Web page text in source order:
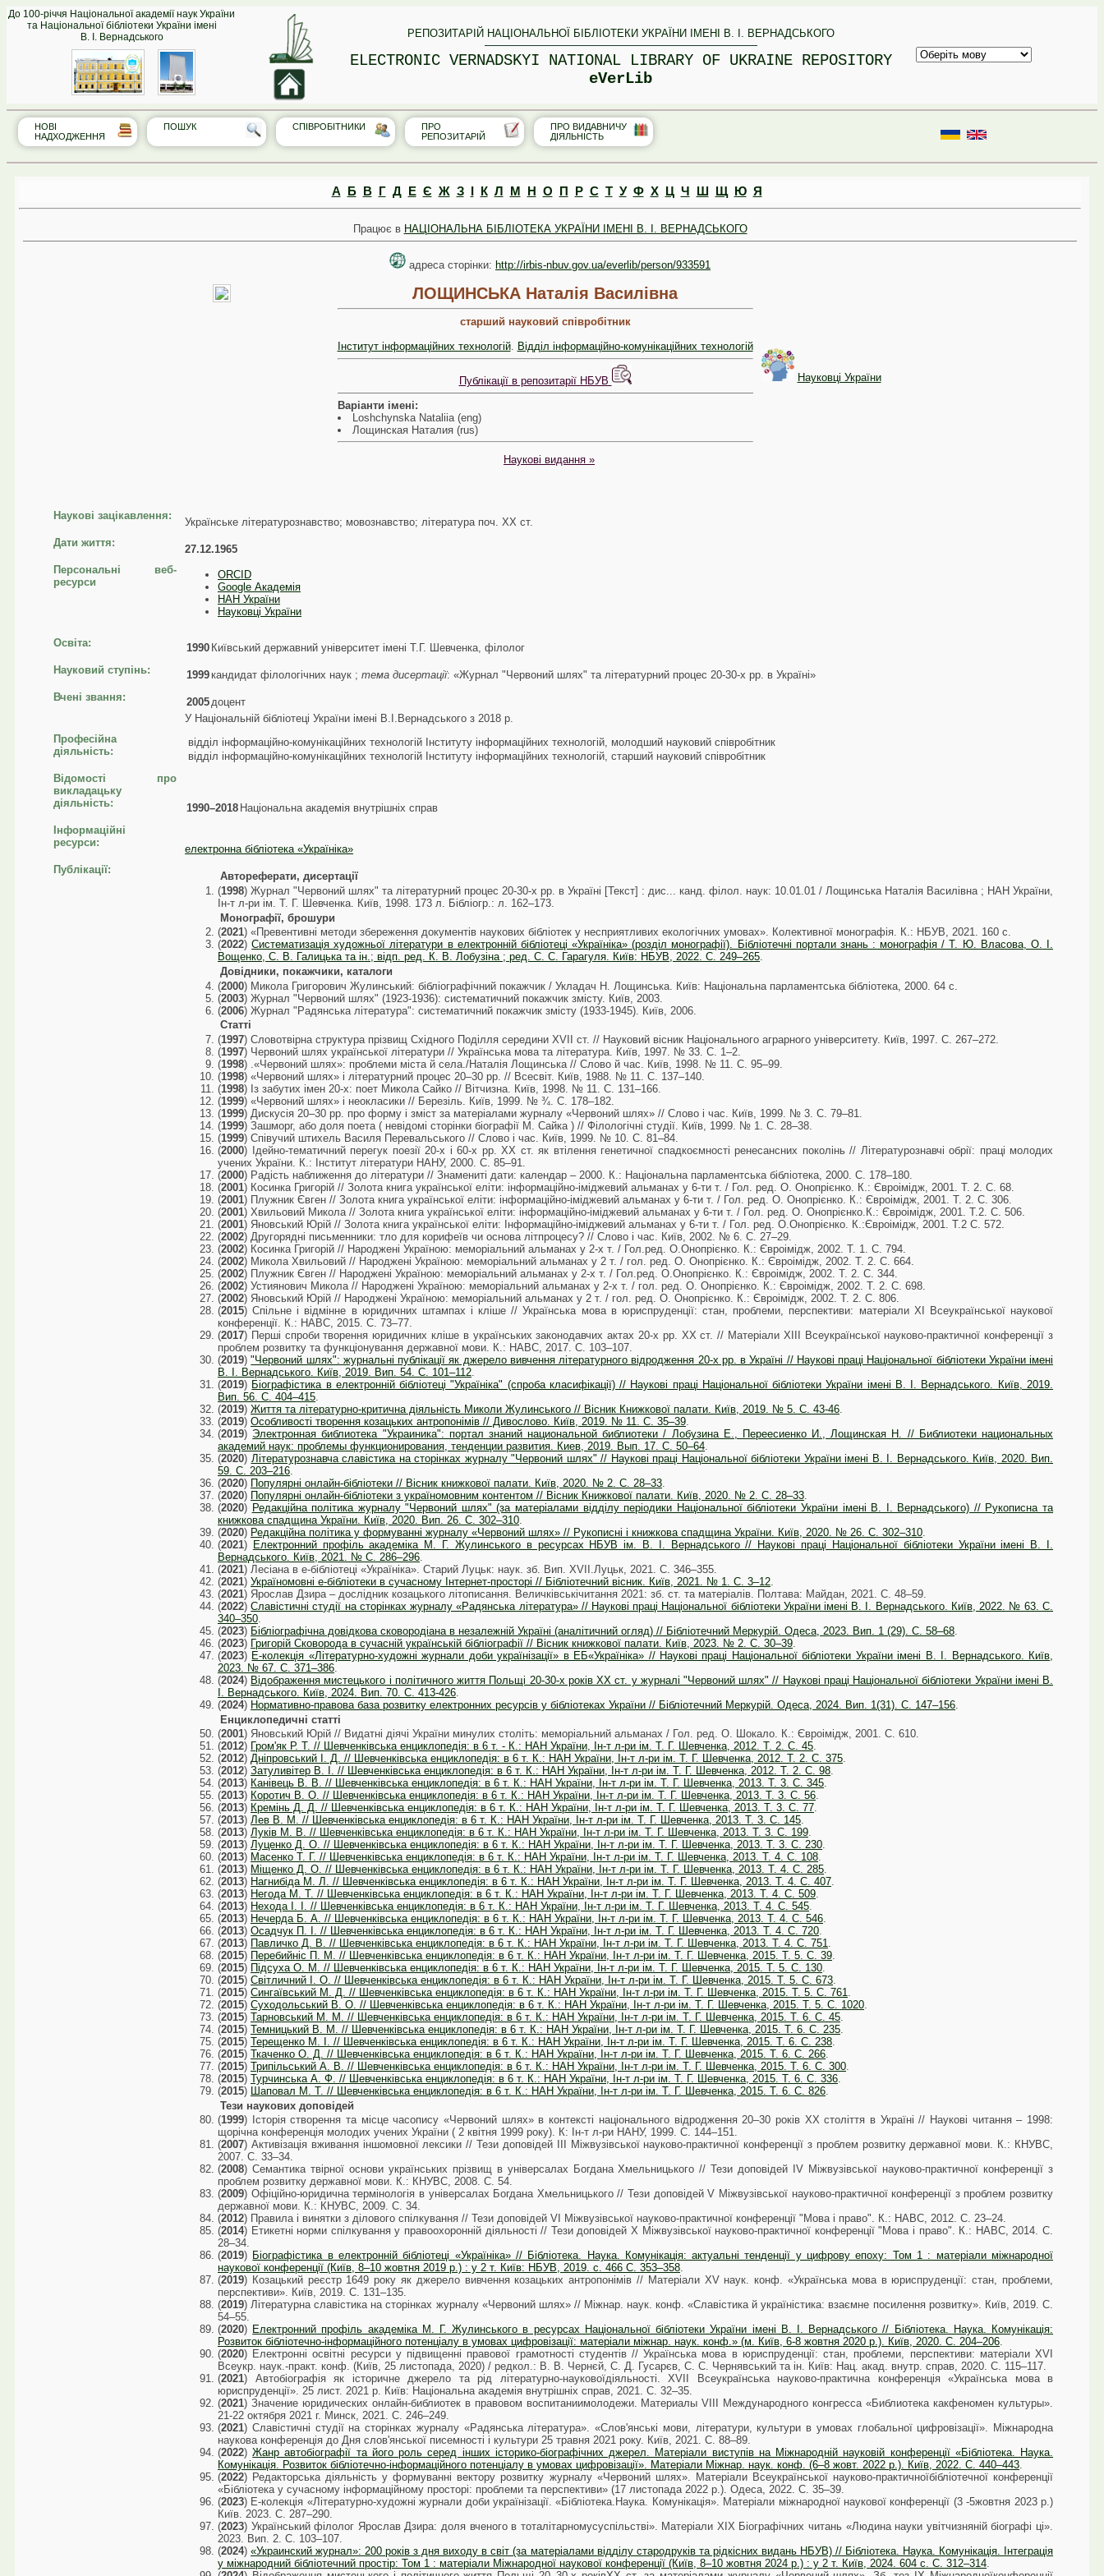
До 100-річчя Національної академії наук України
та Національної бібліотеки України імені
В. І. Вернадського
РЕПОЗИТАРІЙ НАЦІОНАЛЬНОЇ БІБЛІОТЕКИ УКРАЇНИ ІМЕНІ В. І. ВЕРНАДСЬКОГО
ELECTRONIC VERNADSKYI NATIONAL LIBRARY OF UKRAINE REPOSITORY
eVerLib
НОВІ
НАДХОДЖЕННЯ
ПОШУК СПІВРО‎БІТНИКИ
ПРО
РЕПОЗИТАРІЙ
ПРО ВИДАВНИЧУ
ДІЯЛЬНІСТЬ
А Б В Г Д Е Є Ж З К Л М Н О П Р С Т У Ф Х Ц Ч Ш Щ Ю Я
Працює в НАЦІОНАЛЬНА БІБЛІОТЕКА УКРАЇНИ ІМЕНІ В. І. ВЕРНАДСЬКОГО
адреса сторінки: http://irbis-nbuv.gov.ua/everlib/person/933591
ЛОЩИНСЬКА Наталія Василівна
старший науковий співробітник
Інститут інформаційних технологій. Відділ інформаційно-комунікаційних технологій
Публікації в репозитарії НБУВ
Варіанти імені:
Loshchynska Nataliia (eng)
Лощинская Наталия (rus)
Науковці України
Наукові видання »
Наукові зацікавлення:
Українське літературознавство; мовознавство; література поч. ХХ ст.
Дати життя:
27.12.1965
Персональні веб-
ресурси
ORCID
Google Академія
НАН України
Науковці України
Освіта: 1990 Київський державний університет імені Т.Г. Шевченка, філолог
Науковий ступінь:
1999кандидат філологічних наук ; тема дисертації: «Журнал "Червоний шлях" та літературний процес 20-30-х рр. в Україні»
Вчені звання:
2005доцент
У Національній бібліотеці України імені В.І.Вернадського з 2018 р.
Професійна
діяльність:
відділ інформаційно-комунікаційних технологій Інституту інформаційних технологій, молодший науковий співробітник
відділ інформаційно-комунікаційних технологій Інституту інформаційних технологій, старший науковий співробітник
Відомості про
викладацьку
діяльність:
1990–2018 Національна академія внутрішніх справ
Інформаційні
ресурси:
електронна бібліотека «Україніка»
Публікації:
Автореферати, дисертації
(1998) Журнал "Червоний шлях" та літературний процес 20-30-х рр. в Україні [Текст] : дис... канд. філол. наук: 10.01.01 / Лощинська Наталія Василівна ; НАН України,
Ін-т л-ри ім. Т. Г. Шевченка. Київ, 1998. 173 л. Бібліогр.: л. 162–173.
Монографії, брошури
(2021) «Превентивні методи збереження документів наукових бібліотек у несприятливих екологічних умовах». Колективної монографія. К.: НБУВ, 2021. 160 с.
(2022)Систематизація художньої літератури в електронній бібліотеці «Україніка» (розділ монографії). Бібліотечні портали знань : монографія / Т. Ю. Власова, О. І.
Вощенко, С. В. Галицька та ін.; відп. ред. К. В. Лобузіна ; ред. С. С. Гарагуля. Київ: НБУВ, 2022. С. 249–265.
Довідники, покажчики, каталоги
(2000) Микола Григорович Жулинський: бібліографічний покажчик / Укладач Н. Лощинська. Київ: Національна парламентська бібліотека, 2000. 64 с.
(2003) Журнал "Червоний шлях" (1923-1936): систематичний покажчик змісту. Київ, 2003.
(2006) Журнал "Радянська література": систематичний покажчик змісту (1933-1945). Київ, 2006.
Статті
(1997) Словотвірна структура прізвищ Східного Поділля середини XVII ст. // Науковий вісник Національного аграрного університету. Київ, 1997. С. 267–272.
(1997) Червоний шлях української літератури // Українська мова та література. Київ, 1997. № 33. С. 1–2.
(1998) .«Червоний шлях»: проблеми міста й села./Наталія Лощинська // Слово й час. Київ, 1998. № 11. С. 95–99.
(1998) «Червоний шлях» і літературний процес 20–30 рр. // Всесвіт. Київ, 1988. № 11. С. 137–140.
(1998) Із забутих імен 20-х: поет Микола Сайко // Вітчизна. Київ, 1998. № 11. С. 131–166.
(1999) «Червоний шлях» і неокласики // Березіль. Київ, 1999. № ¾. С. 178–182.
(1999) Дискусія 20–30 рр. про форму і зміст за матеріалами журналу «Червоний шлях» // Слово і час. Київ, 1999. № 3. С. 79–81.
(1999) Зашморг, або доля поета ( невідомі сторінки біографії М. Сайка ) // Філологічні студії. Київ, 1999. № 1. С. 28–38.
(1999) Співучий штихель Василя Перевальського // Слово і час. Київ, 1999. № 10. С. 81–84.
(2000) Ідейно-тематичний перегук поезії 20-х і 60-х рр. ХХ ст. як втілення генетичної спадкоємності ренесансних поколінь // Літературознавчі обрії: праці молодих
учених України. К.: Інститут літератури НАНУ, 2000. С. 85–91.
(2000) Радість наближення до літератури // Знамениті дати: календар – 2000. К.: Національна парламентська бібліотека, 2000. С. 178–180.
(2001) Косинка Григорій // Золота книга української еліти: інформаційно-іміджевий альманах у 6-ти т. / Гол. ред. О. Онопрієнко. К.: Євроімідж, 2001. Т. 2. С. 68.
(2001) Плужник Євген // Золота книга української еліти: інформаційно-іміджевий альманах у 6-ти т. / Гол. ред. О. Онопрієнко. К.: Євроімідж, 2001. Т. 2. С. 306.
(2001) Хвильовий Микола // Золота книга української еліти: інформаційно-іміджевий альманах у 6-ти т. / Гол. ред. О. Онопрієнко.К.: Євроімідж, 2001. Т.2. С. 506.
(2001) Яновський Юрій // Золота книга української еліти: Інформаційно-іміджевий альманах у 6-ти т. / Гол. ред. О.Онопрієнко. К.:Євроімідж, 2001. Т.2 С. 572.
(2002) Другорядні письменники: тло для корифеїв чи основа літпроцесу? // Слово і час. Київ, 2002. № 6. С. 27–29.
(2002) Косинка Григорій // Народжені Україною: меморіальний альманах у 2-х т. / Гол.ред. О.Онопрієнко. К.: Євроімідж, 2002. Т. 1. С. 794.
(2002) Микола Хвильовий // Народжені Україною: меморіальний альманах у 2 т. / гол. ред. О. Онопрієнко. К.: Євроімідж, 2002. Т. 2. С. 664.
(2002) Плужник Євген // Народжені Україною: меморіальний альманах у 2-х т. / Гол.ред. О.Онопрієнко. К.: Євроімідж, 2002. Т. 2. С. 344.
(2002) Устиянович Микола // Народжені Україною: меморіальний альманах у 2-х т. / гол. ред. О. Онопрієнко. К.: Євроімідж, 2002. Т. 2. С. 698.
(2002) Яновський Юрій // Народжені Україною: меморіальний альманах у 2 т. / гол. ред. О. Онопрієнко. К.: Євроімідж, 2002. Т. 2. С. 806.
(2015) Спільне і відмінне в юридичних штампах і кліше // Українська мова в юриспруденції: стан, проблеми, перспективи: матеріали ХІ Всеукраїнської наукової
конференції. К.: НАВС, 2015. С. 73–77.
(2017) Перші спроби творення юридичних кліше в українських законодавчих актах 20-х рр. ХХ ст. // Матеріали ХІІІ Всеукраїнської науково-практичної конференції з
проблем розвитку та функціонування державної мови. К.: НАВС, 2017. С. 103–107.
(2019)"Червоний шлях": журнальні публікації як джерело вивчення літературного відродження 20-х рр. в Україні // Наукові праці Національної бібліотеки України імені
В. І. Вернадського. Київ, 2019. Вип. 54. C. 101–112
(2019) Біографістика в електронній бібліотеці "Україніка" (спроба класифікації) // Наукові праці Національної бібліотеки України імені В. І. Вернадського. Київ, 2019.
Вип. 56. C. 404–415
(2019) Життя та літературно-критична діяльність Миколи Жулинського // Вісник Книжкової палати. Київ, 2019. № 5. С. 43-46
(2019) Особливості творення козацьких антропонімів // Дивослово. Київ, 2019. № 11. С. 35–39
(2019) Электронная библиотека "Украиника": портал знаний национальной библиотеки / Лобузина Е., Переесиенко И., Лощинская Н. // Библиотеки национальных
академий наук: проблемы функционирования, тенденции развития. Киев, 2019. Вып. 17. C. 50–64
(2020) Літературознавча славістика на сторінках журналу "Червоний шлях" // Наукові праці Національної бібліотеки України імені В. І. Вернадського. Київ, 2020. Вип.
59. С. 203–216
(2020) Популярні онлайн-бібліотеки // Вісник книжкової палати. Київ, 2020. № 2. С. 28–33
(2020) Популярні онлайн-бібліотеки з україномовним контентом // Вісник Книжкової палати. Київ, 2020. № 2. С. 28–33
(2020) Редакційна політика журналу "Червоний шлях" (за матеріалами відділу періодики Національної бібліотеки України імені В. І. Вернадського) // Рукописна та
книжкова спадщина України. Київ, 2020. Вип. 26. С. 302–310
(2020) Редакційна політика у формуванні журналу «Червоний шлях» // Рукописні і книжкова спадщина України. Київ, 2020. № 26. С. 302–310
(2021) Електронний профіль академіка М. Г. Жулинського в ресурсах НБУВ ім. В. І. Вернадського // Наукові праці Національної бібліотеки України імені В. І.
Вернадського. Київ, 2021. № С. 286–296
(2021) Лесіана в е-бібліотеці «Україніка». Старий Луцьк: наук. зб. Вип. XVII.Луцьк, 2021. С. 346–355.
(2021) Україномовні е-бібліотеки в сучасному Інтернет-просторі // Бібліотечний вісник. Київ, 2021. № 1. С. 3–12
(2021) Ярослав Дзира – дослідник козацького літописання. Величківськічитання 2021: зб. ст. та матеріалів. Полтава: Майдан, 2021. С. 48–59.
(2022)Славістичні студії на сторінках журналу «Радянська література» // Наукові праці Національної бібліотеки України імені В. І. Вернадського. Київ, 2022. № 63. С.
340–350
(2023) Бібліографічна довідкова сковородіана в незалежній Україні (аналітичний огляд) // Бібліотечний Меркурій. Одеса, 2023. Вип. 1 (29). С. 58–68
(2023) Григорій Сковорода в сучасній українській бібліографії // Вісник книжкової палати. Київ, 2023. № 2. С. 30–39
(2023) Е-колекція «Літературно-художні журнали доби українізації» в ЕБ«Україніка» // Наукові праці Національної бібліотеки України імені В. І. Вернадського. Київ,
2023. № 67. С. 371–386
(2024) Відображення мистецького і політичного життя Польщі 20-30-х років XX ст. у журналі "Червоний шлях" // Наукові праці Національної бібліотеки України імені В.
І. Вернадського. Київ, 2024. Вип. 70. C. 413-426
(2024) Нормативно-правова база розвитку електронних ресурсів у бібліотеках України // Бібліотечний Меркурій. Одеса, 2024. Вип. 1(31). С. 147–156
Енциклопедичні статті
(2001) Яновський Юрій // Видатні діячі України минулих століть: меморіальний альманах / Гол. ред. О. Шокало. К.: Євроімідж, 2001. С. 610.
(2012) Гром'як Р. Т. // Шевченківська енциклопедія: в 6 т. - К.: НАН України, Ін-т л-ри ім. Т. Г. Шевченка, 2012. Т. 2. С. 45.
(2012) Дніпровський І. Д. // Шевченківська енциклопедія: в 6 т. К.: НАН України, Ін-т л-ри ім. Т. Г. Шевченка, 2012. Т. 2. С. 375.
(2012) Затуливітер В. І. // Шевченківська енциклопедія: в 6 т. К.: НАН України, Ін-т л-ри ім. Т. Г. Шевченка, 2012. Т. 2. С. 98.
(2013) Канівець В. В. // Шевченківська енциклопедія: в 6 т. К.: НАН України, Ін-т л-ри ім. Т. Г. Шевченка, 2013. Т. 3. С. 345.
(2013) Коротич В. О. // Шевченківська енциклопедія: в 6 т. К.: НАН України, Ін-т л-ри ім. Т. Г. Шевченка, 2013. Т. 3. С. 56.
(2013) Кремінь Д. Д. // Шевченківська енциклопедія: в 6 т. К.: НАН України, Ін-т л-ри ім. Т. Г. Шевченка, 2013. Т. 3. С. 77.
(2013) Лев В. М. // Шевченківська енциклопедія: в 6 т. К.: НАН України, Ін-т л-ри ім. Т. Г. Шевченка, 2013. Т. 3. С. 145.
(2013) Луків М. В. // Шевченківська енциклопедія: в 6 т. К.: НАН України, Ін-т л-ри ім. Т. Г. Шевченка, 2013. Т. 3. С. 199.
(2013) Луценко Д. О. // Шевченківська енциклопедія: в 6 т. К.: НАН України, Ін-т л-ри ім. Т. Г. Шевченка, 2013. Т. 3. С. 230.
(2013) Масенко Т. Г. // Шевченківська енциклопедія: в 6 т. К.: НАН України, Ін-т л-ри ім. Т. Г. Шевченка, 2013. Т. 4. С. 108.
(2013) Міщенко Д. О. // Шевченківська енциклопедія: в 6 т. К.: НАН України, Ін-т л-ри ім. Т. Г. Шевченка, 2013. Т. 4. С. 285.
(2013) Нагнибіда М. Л. // Шевченківська енциклопедія: в 6 т. К.: НАН України, Ін-т л-ри ім. Т. Г. Шевченка, 2013. Т. 4. С. 407.
(2013) Негода М. Т. // Шевченківська енциклопедія: в 6 т. К.: НАН України, Ін-т л-ри ім. Т. Г. Шевченка, 2013. Т. 4. С. 509.
(2013) Нехода І. І. // Шевченківська енциклопедія: в 6 т. К.: НАН України, Ін-т л-ри ім. Т. Г. Шевченка, 2013. Т. 4. С. 545.
(2013) Нечерда Б. А. // Шевченківська енциклопедія: в 6 т. К.: НАН України, Ін-т л-ри ім. Т. Г. Шевченка, 2013. Т. 4. С. 546.
(2013) Осадчук П. І. // Шевченківська енциклопедія: в 6 т. К.: НАН України, Ін-т л-ри ім. Т. Г. Шевченка, 2013. Т. 4. С. 720.
(2013) Павличко Д. В. // Шевченківська енциклопедія: в 6 т. К.: НАН України, Ін-т л-ри ім. Т. Г. Шевченка, 2013. Т. 4. С. 751.
(2015) Перебийніс П. М. // Шевченківська енциклопедія: в 6 т. К.: НАН України, Ін-т л-ри ім. Т. Г. Шевченка, 2015. Т. 5. С. 39.
(2015) Підсуха О. М. // Шевченківська енциклопедія: в 6 т. К.: НАН України, Ін-т л-ри ім. Т. Г. Шевченка, 2015. Т. 5. С. 130.
(2015) Світличний І. О. // Шевченківська енциклопедія: в 6 т. К.: НАН України, Ін-т л-ри ім. Т. Г. Шевченка, 2015. Т. 5. С. 673.
(2015) Сингаївський М. Д. // Шевченківська енциклопедія: в 6 т. К.: НАН України, Ін-т л-ри ім. Т. Г. Шевченка, 2015. Т. 5. С. 761.
(2015) Суходольський В. О. // Шевченківська енциклопедія: в 6 т. К.: НАН України, Ін-т л-ри ім. Т. Г. Шевченка, 2015. Т. 5. С. 1020.
(2015) Тарновський М. М. // Шевченківська енциклопедія: в 6 т. К.: НАН України, Ін-т л-ри ім. Т. Г. Шевченка, 2015. Т. 6. С. 45.
(2015) Темницький В. М. // Шевченківська енциклопедія: в 6 т. К.: НАН України, Ін-т л-ри ім. Т. Г. Шевченка, 2015. Т. 6. С. 235.
(2015) Терещенко М. І. // Шевченківська енциклопедія: в 6 т. К.: НАН України, Ін-т л-ри ім. Т. Г. Шевченка, 2015. Т. 6. С. 238.
(2015) Ткаченко О. Д. // Шевченківська енциклопедія: в 6 т. К.: НАН України, Ін-т л-ри ім. Т. Г. Шевченка, 2015. Т. 6. С. 266.
(2015) Трипільський А. В. // Шевченківська енциклопедія: в 6 т. К.: НАН України, Ін-т л-ри ім. Т. Г. Шевченка, 2015. Т. 6. С. 300.
(2015) Турчинська А. Ф. // Шевченківська енциклопедія: в 6 т. К.: НАН України, Ін-т л-ри ім. Т. Г. Шевченка, 2015. Т. 6. С. 336.
(2015) Шаповал М. Т. // Шевченківська енциклопедія: в 6 т. К.: НАН України, Ін-т л-ри ім. Т. Г. Шевченка, 2015. Т. 6. С. 826.
Тези наукових доповідей
(1999) Історія створення та місце часопису «Червоний шлях» в контексті національного відродження 20–30 років ХХ століття в Україні // Наукові читання – 1998:
щорічна конференція молодих учених України ( 2 квітня 1999 року). К: Ін-т л-ри НАНУ, 1999. С. 144–151.
(2007) Активізація вживання іншомовної лексики // Тези доповідей ІІІ Міжвузівської науково-практичної конференції з проблем розвитку державної мови. К.: КНУВС,
2007. С. 33–34.
(2008) Семантика твірної основи українських прізвищ в універсалах Богдана Хмельницького // Тези доповідей IV Міжвузівської науково-практичної конференції з
проблем розвитку державної мови. К.: КНУВС, 2008. С. 54.
(2009) Офіційно-юридична термінологія в універсалах Богдана Хмельницького // Тези доповідей V Міжвузівської науково-практичної конференції з проблем розвитку
державної мови. К.: КНУВС, 2009. С. 34.
(2012) Правила і винятки з ділового спілкування // Тези доповідей VI Міжвузівської науково-практичної конференції "Мова і право". К.: НАВС, 2012. С. 23–24.
(2014) Етикетні норми спілкування у правоохоронній діяльності // Тези доповідей Х Міжвузівської науково-практичної конференції "Мова і право". К.: НАВС, 2014. С.
28–34.
(2019) Біографістика в електронній бібліотеці «Україніка» // Бібліотека. Наука. Комунікація: актуальні тенденції у цифрову епоху: Том 1 : матеріали міжнародної
наукової конференції (Київ, 8–10 жовтня 2019 р.) : у 2 т. Київ: НБУВ, 2019. с. 466 С. 353–358.
(2019) Козацький реєстр 1649 року як джерело вивчення козацьких антропонімів // Матеріали XV наук. конф. «Українська мова в юриспруденції: стан, проблеми,
перспективи». Київ, 2019. С. 131–135.
(2019) Літературна славістика на сторінках журналу «Червоний шлях» // Міжнар. наук. конф. «Славістика й україністика: взаємне посилення розвитку». Київ, 2019. С.
54–55.
(2020) Електронний профіль академіка М. Г. Жулинського в ресурсах Національної бібліотеки України імені В. І. Вернадського // Бібліотека. Наука. Комунікація:
Розвиток бібліотечно-інформаційного потенціалу в умовах цифровізації: матеріали міжнар. наук. конф.» (м. Київ, 6-8 жовтня 2020 р.). Київ, 2020. С. 204–206.
(2020) Електронні освітні ресурси у підвищенні правової грамотності студентів // Українська мова в юриспруденції: стан, проблеми, перспективи: матеріали ХVІ
Всеукр. наук.-практ. конф. (Київ, 25 листопада, 2020) / редкол.: В. В. Чернєй, С. Д. Гусарєв, С. С. Чернявський та ін. Київ: Нац. акад. внутр. справ, 2020. С. 115–117.
(2021) Автобіографія як історичне джерело та рід літературно-науковоїдіяльності. XVII Всеукраїнська науково-практична конференція «Українська мова в
юриспруденції». 25 лист. 2021 р. Київ: Національна академія внутрішніх справ, 2021. С. 32–35.
(2021) Значение юридических онлайн-библиотек в правовом воспитаниимолодежи. Материалы VIII Международного конгресса «Библиотека какфеномен культуры».
21-22 октября 2021 г. Минск, 2021. С. 246–249.
(2021) Славістичні студії на сторінках журналу «Радянська література». «Слов'янські мови, літератури, культури в умовах глобальної цифровізації». Міжнародна
наукова конференція до Дня слов'янської писемності і культури 25 травня 2021 року. Київ, 2021. С. 88–89.
(2022)Жанр автобіографії та його роль серед інших історико-біографічних джерел. Матеріали виступів на Міжнародній науковій конференції «Бібліотека. Наука.
Комунікація. Розвиток бібліотечно-інформаційного потенціалу в умовах цифровізації». Матеріали Міжнар. наук. конф. (6–8 жовт. 2022 р.). Київ, 2022. С. 440–443.
(2022) Редакторська діяльність у формуванні вектору розвитку журналу «Червоний шлях». Матеріали Всеукраїнської науково-практичноїбібліотечної конференції
«Бібліотека у сучасному інформаційному просторі: проблеми та перспективи» (17 листопада 2022 р.). Одеса, 2022. С. 35–39.
(2023) Е-колекція «Літературно-художні журнали доби українізації. «Бібліотека.Наука. Комунікація». Матеріали міжнародної наукової конференції (3 -5жовтня 2023 р.)
Київ. 2023. С. 287–290.
(2023) Український філолог Ярослав Дзира: доля вченого в тоталітарномусуспільстві». Матеріали ХІХ Біографічних читань «Людина науки увітчизняній біографі ці».
2023. Вип. 2. С. 103–107.
(2024)«Украинский журнал»: 200 років з дня виходу в світ (за матеріалами відділу стародруків та рідкісних видань НБУВ) // Бібліотека. Наука. Комунікація. Інтеграція
у міжнародний бібліотечний простір: Том 1 : матеріали Міжнародної наукової конференції (Київ, 8–10 жовтня 2024 р.) : у 2 т. Київ, 2024. 604 с. С. 312–314.